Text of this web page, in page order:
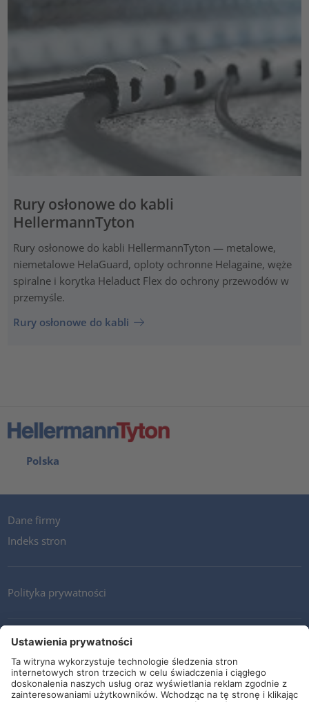
Rury osłonowe do kabli
HellermannTyton
Rury osłonowe do kabli HellermannTyton — metalowe,
niemetalowe HelaGuard, oploty ochronne Helagaine, węże
spiralne i korytka Heladuct Flex do ochrony przewodów w
przemyśle.
Rury osłonowe do kabli
Polska
Dane firmy
Indeks stron
Polityka prywatności
Kontakt